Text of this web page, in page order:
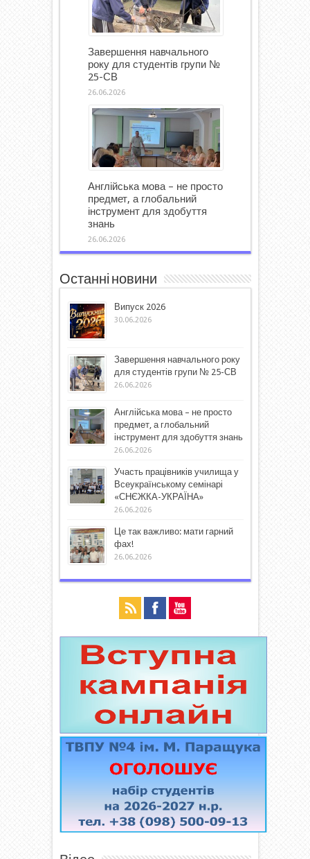
Завершення навчального
року для студентів групи №
25-СВ
26.06.2026
Англійська мова – не просто
предмет, а глобальний
інструмент для здобуття
знань
26.06.2026
Останні новини
Випуск 2026
30.06.2026
Завершення навчального року
для студентів групи № 25-СВ
26.06.2026
Англійська мова – не просто
предмет, а глобальний
інструмент для здобуття знань
26.06.2026
Участь працівників училища у
Всеукраїнському семінарі
«СНЄЖКА-УКРАЇНА»
26.06.2026
Це так важливо: мати гарний
фах!
26.06.2026